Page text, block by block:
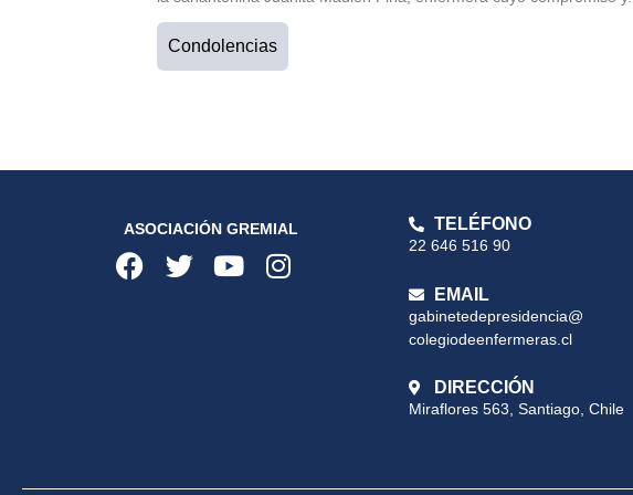
Condolencias
ASOCIACIÓN GREMIAL TELÉFONO
22 646 516 90
EMAIL
gabinetedepresidencia@
colegiodeenfermeras.cl
DIRECCIÓN
Miraflores 563, Santiago, Chile